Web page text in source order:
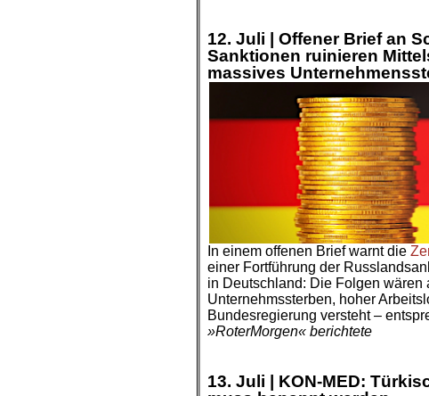
12. Juli | Offener Brief an
Sanktionen ruinieren
massives
In einem offenen Brief warnt die
einer Fortführung der
in Deutschland: Die Folgen wären
Unternehmssterben, hoher
Bundesregierung versteht –
»RoterMorgen« berichtete
13. Juli | KON-MED: